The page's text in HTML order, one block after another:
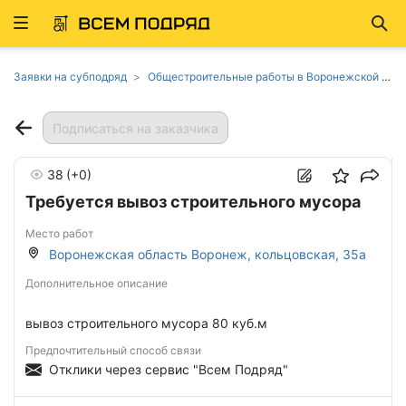
Развернуть
Заявки на субподряд Общестроительные работы в Воронежской области
Подписаться на заказчика
Требуется вывоз строительного мусора
38 (+0)
Место работ
Воронежская область Воронеж, кольцовская, 35а
Дополнительное описание
вывоз строительного мусора 80 куб.м
Предпочтительный способ связи
Отклики через сервис "Всем Подряд"